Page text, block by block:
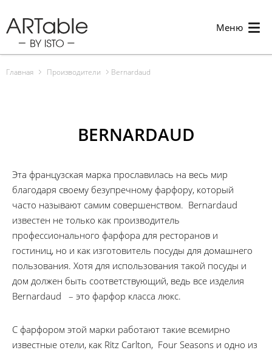
Меню
Главная Производители Bernardaud
BERNARDAUD
Эта французская марка прославилась на весь мир
благодаря своему безупречному фарфору, который
часто называют самим совершенством. Bernardaud
известен не только как производитель
профессионального фарфора для ресторанов и
гостиниц, но и как изготовитель посуды для домашнего
пользования. Хотя для использования такой посуды и
дом должен быть соответствующий, ведь все изделия
Bernardaud – это фарфор класса люкс.
С фарфором этой марки работают такие всемирно
известные отели, как Ritz Carlton, Four Seasons и од­но из